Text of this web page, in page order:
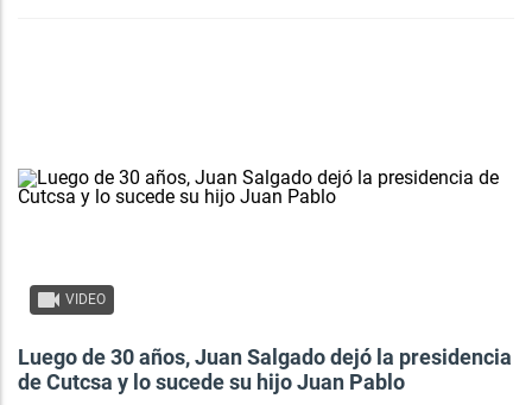
VIDEO
Luego de 30 años, Juan Salgado dejó la presidencia
de Cutcsa y lo sucede su hijo Juan Pablo